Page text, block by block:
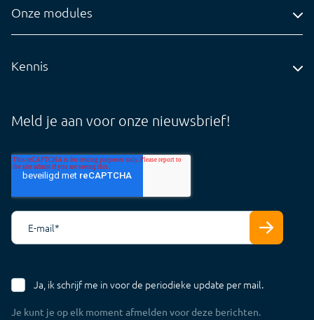
Meld je aan voor onze nieuwsbrief!
E-mail*
Ja, ik schrijf me in voor de periodieke update per mail.
Je kunt je op elk moment afmelden voor deze berichten.
info@visionplanner.com
Administratiekantoren
Ondernemingen
Onze modules
Compilation
Insights
Core
Kennis
Whitepapers
Support Offline